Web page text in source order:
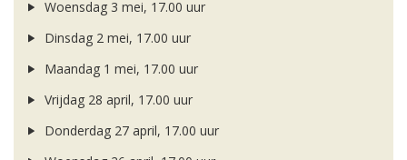
Woensdag 3 mei, 17.00 uur
Dinsdag 2 mei, 17.00 uur
Maandag 1 mei, 17.00 uur
Vrijdag 28 april, 17.00 uur
Donderdag 27 april, 17.00 uur